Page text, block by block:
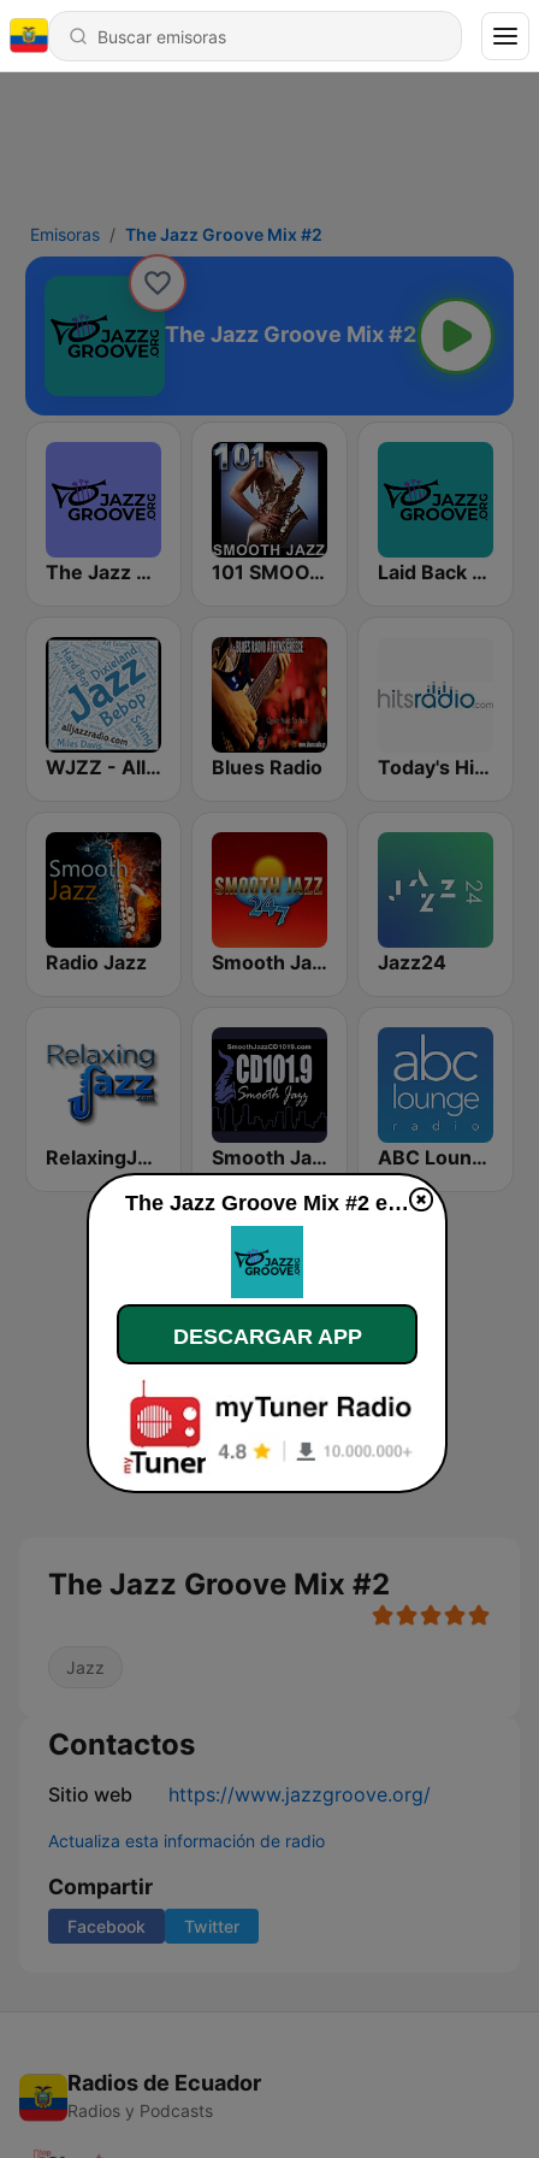
Emisoras The Jazz Groove Mix #2
The Jazz Groove Mix #2
The Jazz Groove (Mix #1) 101 SMOOTH JAZZ Laid Back Jazz
WJZZ - All Jazz Radio Blues Radio Today's Hits Radio
Radio Jazz Smooth Jazz 247 Jazz24
RelaxingJazz.com - Smooth Jazz Smooth Jazz CD 101.9 FM ABC Lounge Jazz
The Jazz Groove Mix #2
Jazz
Contactos
Sitio web https://www.jazzgroove.org/
Actualiza esta información de radio
Compartir
Facebook Twitter
Radios de Ecuador
Radios y Podcasts
The Jazz Groove Mix #2 en vivo
DESCARGAR APP